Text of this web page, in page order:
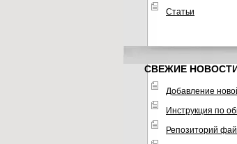
Статьи
СВЕЖИЕ
Добавление
Инструкция по
Репозиторий